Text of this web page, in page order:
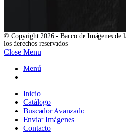
© Copyright 2026 - Banco de Imágenes de
los derechos reservados
Close Menu
Menú
Inicio
Catálogo
Buscador Avanzado
Enviar Imágenes
Contacto